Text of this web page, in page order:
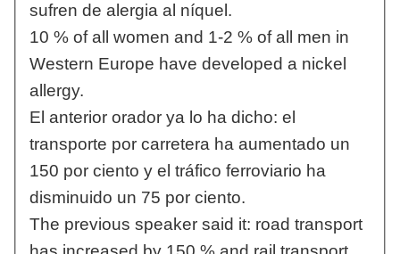
sufren de alergia al níquel.
10 % of all women and 1-2 % of all men in
Western Europe have developed a nickel
allergy.
El anterior orador ya lo ha dicho: el
transporte por carretera ha aumentado un
150 por ciento y el tráfico ferroviario ha
disminuido un 75 por ciento.
The previous speaker said it: road transport